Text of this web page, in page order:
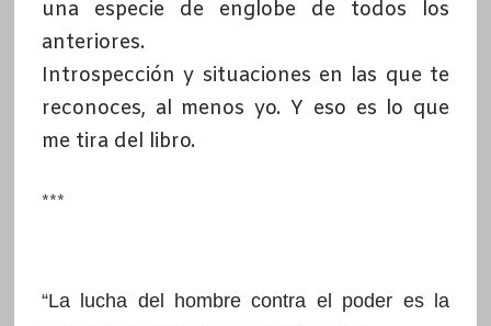
una especie de englobe de todos los
anteriores.
Introspección y situaciones en las que te
reconoces, al menos yo. Y eso es lo que
me tira del libro.
***
“La lucha del hombre contra el poder es la